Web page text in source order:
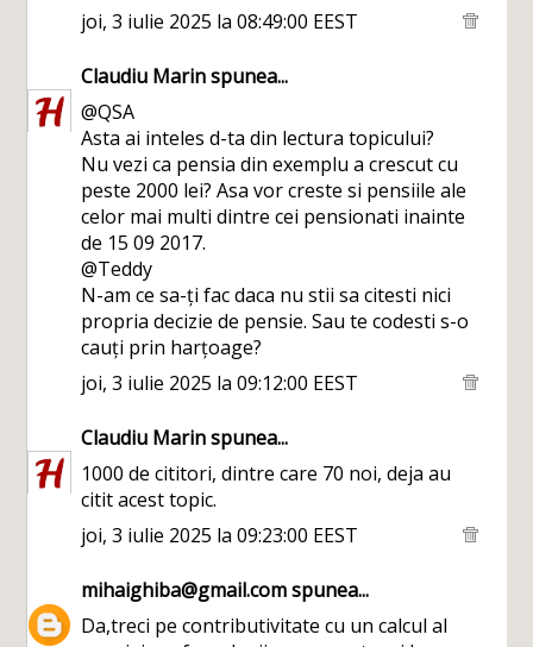
joi, 3 iulie 2025 la 08:49:00 EEST
Claudiu Marinspunea...
@QSA
Asta ai inteles d-ta din lectura topicului?
Nu vezi ca pensia din exemplu a crescut cu
peste 2000 lei? Asa vor creste si pensiile ale
celor mai multi dintre cei pensionati inainte
de 15 09 2017.
@Teddy
N-am ce sa-ți fac daca nu stii sa citesti nici
propria decizie de pensie. Sau te codesti s-o
cauți prin harțoage?
joi, 3 iulie 2025 la 09:12:00 EEST
Claudiu Marinspunea...
1000 de cititori, dintre care 70 noi, deja au
citit acest topic.
joi, 3 iulie 2025 la 09:23:00 EEST
mihaighiba@gmail.comspunea...
Da,treci pe contributivitate cu un calcul al